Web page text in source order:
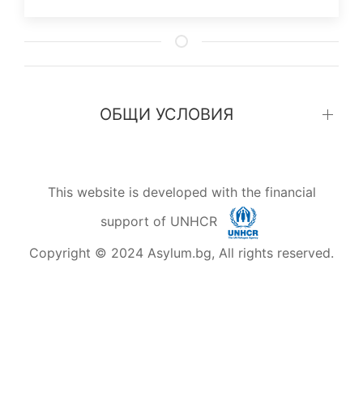
ОБЩИ УСЛОВИЯ
This website is developed with the financial
support of UNHCR
Copyright © 2024 Asylum.bg, All rights reserved.